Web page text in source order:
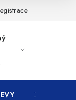
ZNAČKY